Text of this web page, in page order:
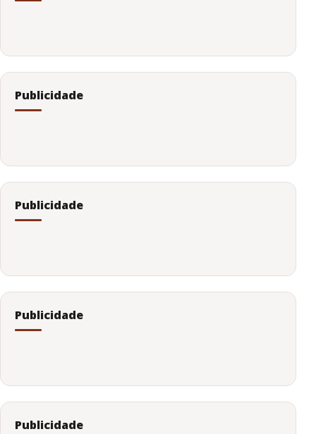
Publicidade
Publicidade
Publicidade
Publicidade